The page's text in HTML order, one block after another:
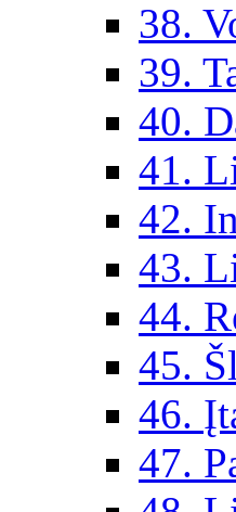
38.
39.
40.
41.
42.
43.
44.
45.
46.
47.